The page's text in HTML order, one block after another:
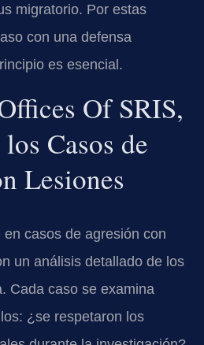
migratorio. Por estas
con una defensa
es esencial.
Of SRIS,
Casos de
Lesiones
casos de agresión con
un análisis detallado de los
Cada caso se examina
¿se respetaron los